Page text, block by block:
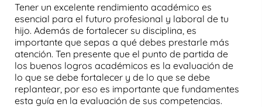
Tener un excelente rendimiento académico es
esencial para el futuro profesional y laboral de tu
hijo. Además de fortalecer su disciplina , es
importante que sepas a qué debes prestarle más
atención. Ten presente que el punto de partida de
los buenos logros académicos es la evaluación de
lo que se debe fortalecer y de lo que se debe
replantear, por eso es importante que fundamentes
esta guía en la evaluación de sus competencias.